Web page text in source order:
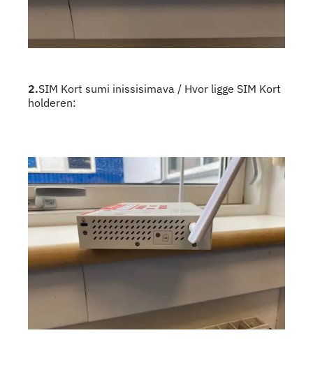
2.SIM Kort sumi inissisimava / Hvor ligge SIM Kort
holderen: